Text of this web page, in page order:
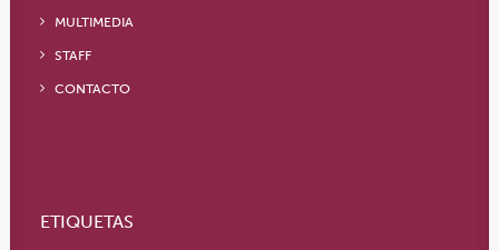
MULTIMEDIA
STAFF
CONTACTO
ETIQUETAS